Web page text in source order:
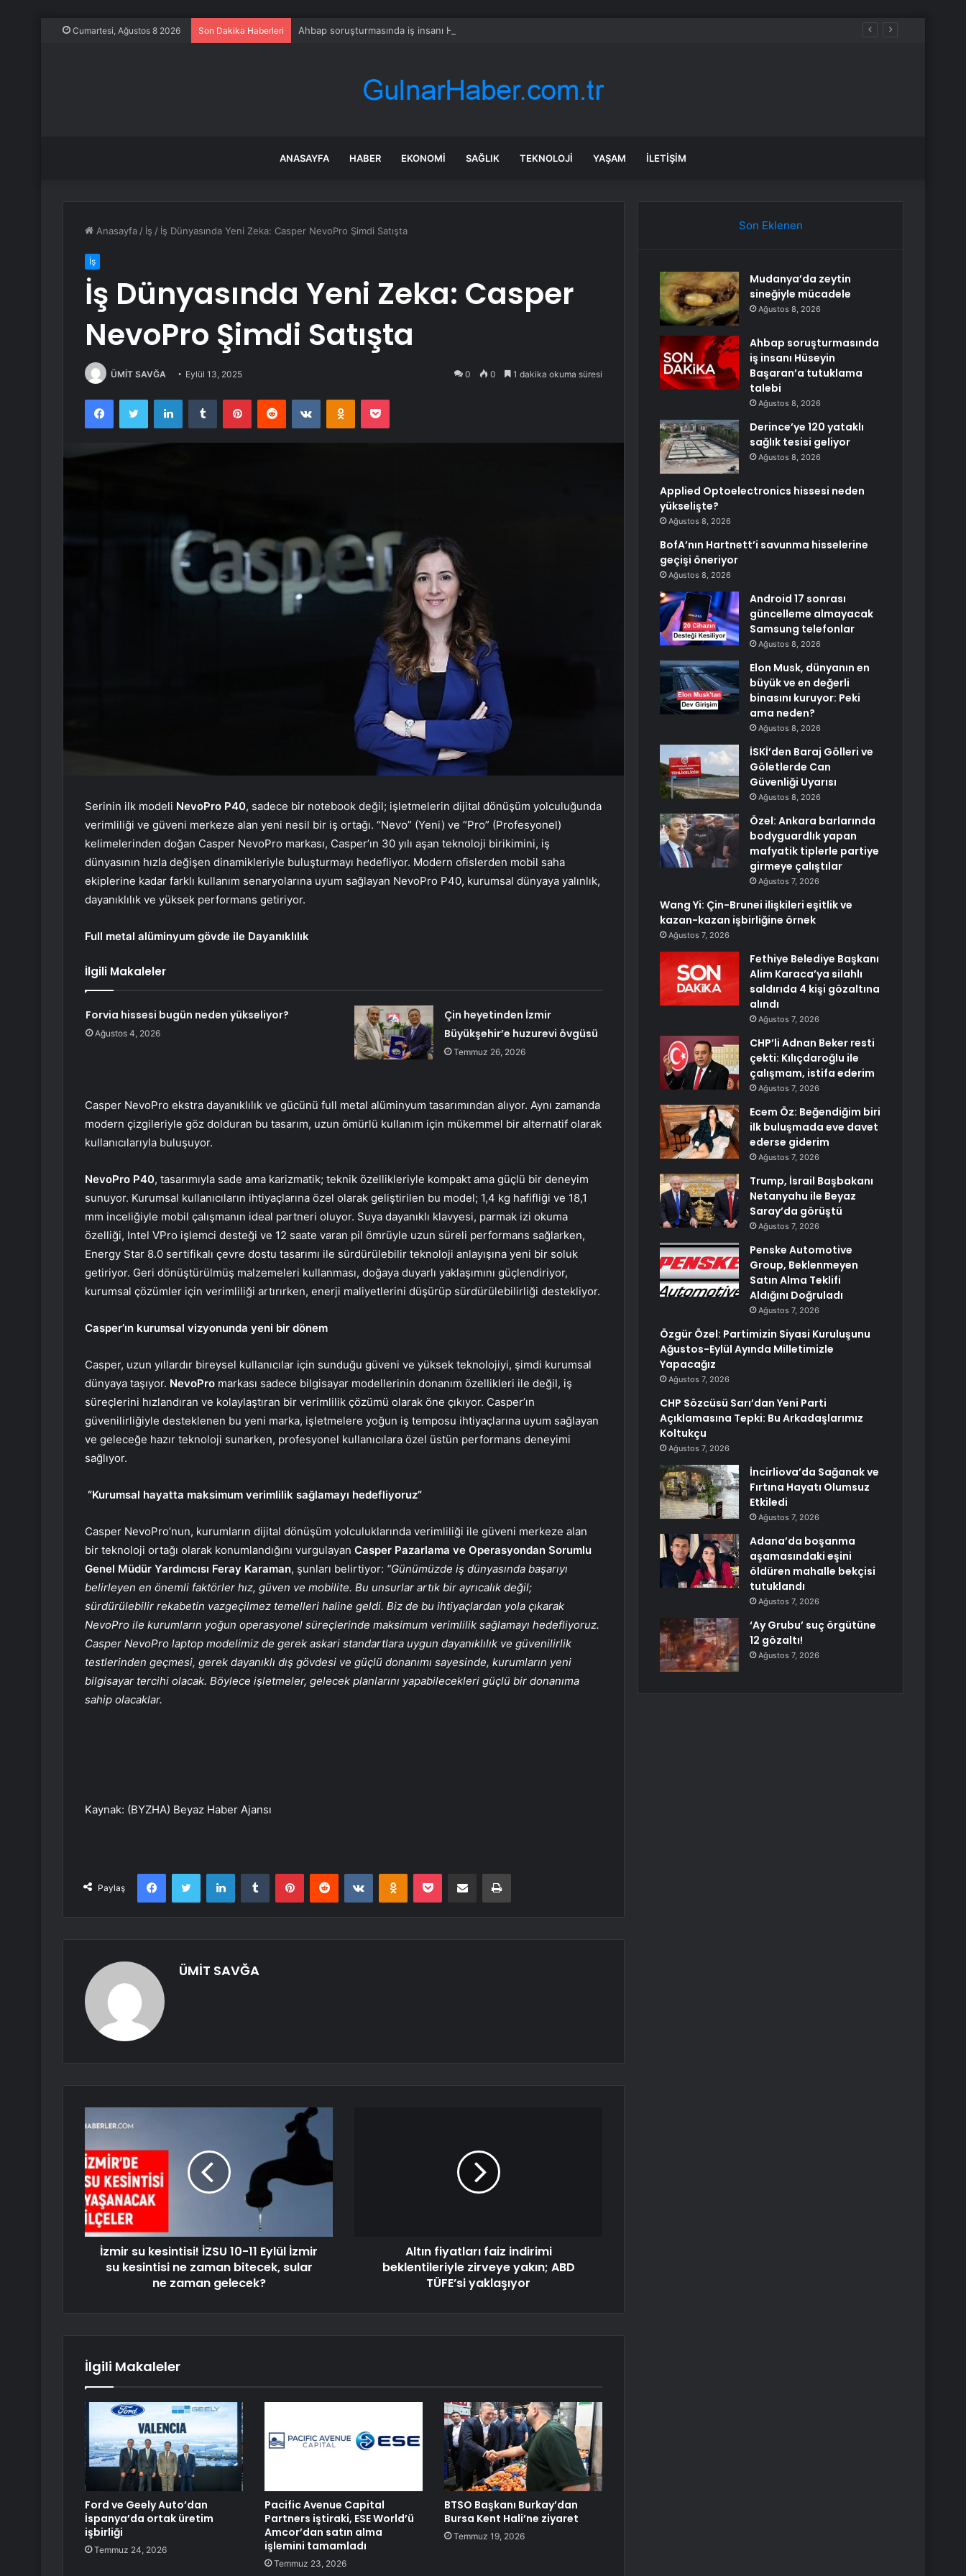
Cumartesi, Ağustos 8 2026 Son Dakika Haberleri Ahbap soruşturmasında iş insanı Hüseyin Başaran’a tutuklama talebi
ANASAYFA HABER EKONOMI SAĞLIK TEKNOLOJI YAŞAM İLETIŞIM
Anasayfa / İş / İş Dünyasında Yeni Zeka: Casper NevoPro Şimdi Satışta
İş
İş Dünyasında Yeni Zeka: Casper
NevoPro Şimdi Satışta
ÜMİT SAVĞA Eylül 13, 2025 0 0 1 dakika okuma süresi
FacebookTwitter LinkedInTumblr PinterestReddit VKontakteOdnoklassniki
Pocket
Serinin ilk modeli NevoPro P40, sadece bir notebook değil; işletmelerin dijital dönüşüm yolculuğunda
verimliliği ve güveni merkeze alan yeni nesil bir iş ortağı. “Nevo” (Yeni) ve “Pro” (Profesyonel)
kelimelerinden doğan Casper NevoPro markası, Casper’ın 30 yılı aşan teknoloji birikimini, iş
dünyasının hızla değişen dinamikleriyle buluşturmayı hedefliyor. Modern ofislerden mobil saha
ekiplerine kadar farklı kullanım senaryolarına uyum sağlayan NevoPro P40, kurumsal dünyaya yalınlık,
dayanıklılık ve yüksek performans getiriyor.
Full metal alüminyum gövde ile Dayanıklılık
İlgili Makaleler
Forvia hissesi bugün neden yükseliyor?
Ağustos 4, 2026
Çin heyetinden İzmir
Büyükşehir’e huzurevi övgüsü
Temmuz 26, 2026
Casper NevoPro ekstra dayanıklılık ve gücünü full metal alüminyum tasarımından alıyor. Aynı zamanda
modern çizgileriyle göz dolduran bu tasarım, uzun ömürlü kullanım için mükemmel bir alternatif olarak
kullanıcılarıyla buluşuyor.
NevoPro P40, tasarımıyla sade ama karizmatik; teknik özellikleriyle kompakt ama güçlü bir deneyim
sunuyor. Kurumsal kullanıcıların ihtiyaçlarına özel olarak geliştirilen bu model; 1,4 kg hafifliği ve 18,1
mm inceliğiyle mobil çalışmanın ideal partneri oluyor. Suya dayanıklı klavyesi, parmak izi okuma
özelliği, Intel VPro işlemci desteği ve 12 saate varan pil ömrüyle uzun süreli performans sağlarken,
Energy Star 8.0 sertifikalı çevre dostu tasarımı ile sürdürülebilir teknoloji anlayışına yeni bir soluk
getiriyor. Geri dönüştürülmüş malzemeleri kullanması, doğaya duyarlı yaklaşımını güçlendiriyor,
kurumsal çözümler için verimliliği artırırken, enerji maliyetlerini düşürüp sürdürülebilirliği destekliyor.
Casper’ın kurumsal vizyonunda yeni bir dönem
Casper, uzun yıllardır bireysel kullanıcılar için sunduğu güveni ve yüksek teknolojiyi, şimdi kurumsal
dünyaya taşıyor. NevoPro markası sadece bilgisayar modellerinin donanım özellikleri ile değil, iş
süreçlerini hızlandıran ve kolaylaştıran bir verimlilik çözümü olarak öne çıkıyor. Casper’ın
güvenilirliğiyle desteklenen bu yeni marka, işletmelere yoğun iş temposu ihtiyaçlarına uyum sağlayan
ve geleceğe hazır teknoloji sunarken, profesyonel kullanıcılara özel üstün performans deneyimi
sağlıyor.
“Kurumsal hayatta maksimum verimlilik sağlamayı hedefliyoruz”
Casper NevoPro’nun, kurumların dijital dönüşüm yolculuklarında verimliliği ile güveni merkeze alan
bir teknoloji ortağı olarak konumlandığını vurgulayan Casper Pazarlama ve Operasyondan Sorumlu
Genel Müdür Yardımcısı Feray Karaman, şunları belirtiyor: “Günümüzde iş dünyasında başarıyı
belirleyen en önemli faktörler hız, güven ve mobilite. Bu unsurlar artık bir ayrıcalık değil;
sürdürülebilir rekabetin vazgeçilmez temelleri haline geldi. Biz de bu ihtiyaçlardan yola çıkarak
NevoPro ile kurumların yoğun operasyonel süreçlerinde maksimum verimlilik sağlamayı hedefliyoruz.
Casper NevoPro laptop modelimiz de gerek askari standartlara uygun dayanıklılık ve güvenilirlik
testlerinden geçmesi, gerek dayanıklı dış gövdesi ve güçlü donanımı sayesinde, kurumların yeni
bilgisayar tercihi olacak. Böylece işletmeler, gelecek planlarını yapabilecekleri güçlü bir donanıma
sahip olacaklar.
Kaynak: (BYZHA) Beyaz Haber Ajansı
Paylaş
FacebookTwitter LinkedInTumblr PinterestReddit VKontakteOdnoklassniki
Pocket E-Posta ile paylaş Yazdır
ÜMİT SAVĞA
İzmir su kesintisi! İZSU 10-11 Eylül İzmir
su kesintisi ne zaman bitecek, sular
ne zaman gelecek?
Altın fiyatları faiz indirimi
beklentileriyle zirveye yakın; ABD
TÜFE’si yaklaşıyor
İlgili Makaleler
Ford ve Geely Auto’dan
İspanya’da ortak üretim
işbirliği
Temmuz 24, 2026
Pacific Avenue Capital
Partners iştiraki, ESE World’ü
Amcor’dan satın alma
işlemini tamamladı
Temmuz 23, 2026
BTSO Başkanı Burkay’dan
Bursa Kent Hali’ne ziyaret
Temmuz 19, 2026
Son Eklenen
Mudanya’da zeytin
sineğiyle mücadele
Ağustos 8, 2026
Ahbap soruşturmasında
iş insanı Hüseyin
Başaran’a tutuklama
talebi
Ağustos 8, 2026
Derince’ye 120 yataklı
sağlık tesisi geliyor
Ağustos 8, 2026
Applied Optoelectronics hissesi neden
yükselişte?
Ağustos 8, 2026
BofA’nın Hartnett’i savunma hisselerine
geçişi öneriyor
Ağustos 8, 2026
Android 17 sonrası
güncelleme almayacak
Samsung telefonlar
Ağustos 8, 2026
Elon Musk, dünyanın en
büyük ve en değerli
binasını kuruyor: Peki
ama neden?
Ağustos 8, 2026
İSKİ’den Baraj Gölleri ve
Göletlerde Can
Güvenliği Uyarısı
Ağustos 8, 2026
Özel: Ankara barlarında
bodyguardlık yapan
mafyatik tiplerle partiye
girmeye çalıştılar
Ağustos 7, 2026
Wang Yi: Çin-Brunei ilişkileri eşitlik ve
kazan-kazan işbirliğine örnek
Ağustos 7, 2026
Fethiye Belediye Başkanı
Alim Karaca’ya silahlı
saldırıda 4 kişi gözaltına
alındı
Ağustos 7, 2026
CHP’li Adnan Beker resti
çekti: Kılıçdaroğlu ile
çalışmam, istifa ederim
Ağustos 7, 2026
Ecem Öz: Beğendiğim biri
ilk buluşmada eve davet
ederse giderim
Ağustos 7, 2026
Trump, İsrail Başbakanı
Netanyahu ile Beyaz
Saray’da görüştü
Ağustos 7, 2026
Penske Automotive
Group, Beklenmeyen
Satın Alma Teklifi
Aldığını Doğruladı
Ağustos 7, 2026
Özgür Özel: Partimizin Siyasi Kuruluşunu
Ağustos-Eylül Ayında Milletimizle
Yapacağız
Ağustos 7, 2026
CHP Sözcüsü Sarı’dan Yeni Parti
Açıklamasına Tepki: Bu Arkadaşlarımız
Koltukçu
Ağustos 7, 2026
İncirliova’da Sağanak ve
Fırtına Hayatı Olumsuz
Etkiledi
Ağustos 7, 2026
Adana’da boşanma
aşamasındaki eşini
öldüren mahalle bekçisi
tutuklandı
Ağustos 7, 2026
‘Ay Grubu’ suç örgütüne
12 gözaltı!
Ağustos 7, 2026